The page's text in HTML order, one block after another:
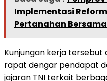
Implementasi
Pertanahan Bersama
Kunjungan kerja
rapat dengar pendapat
jajaran TNI terkait